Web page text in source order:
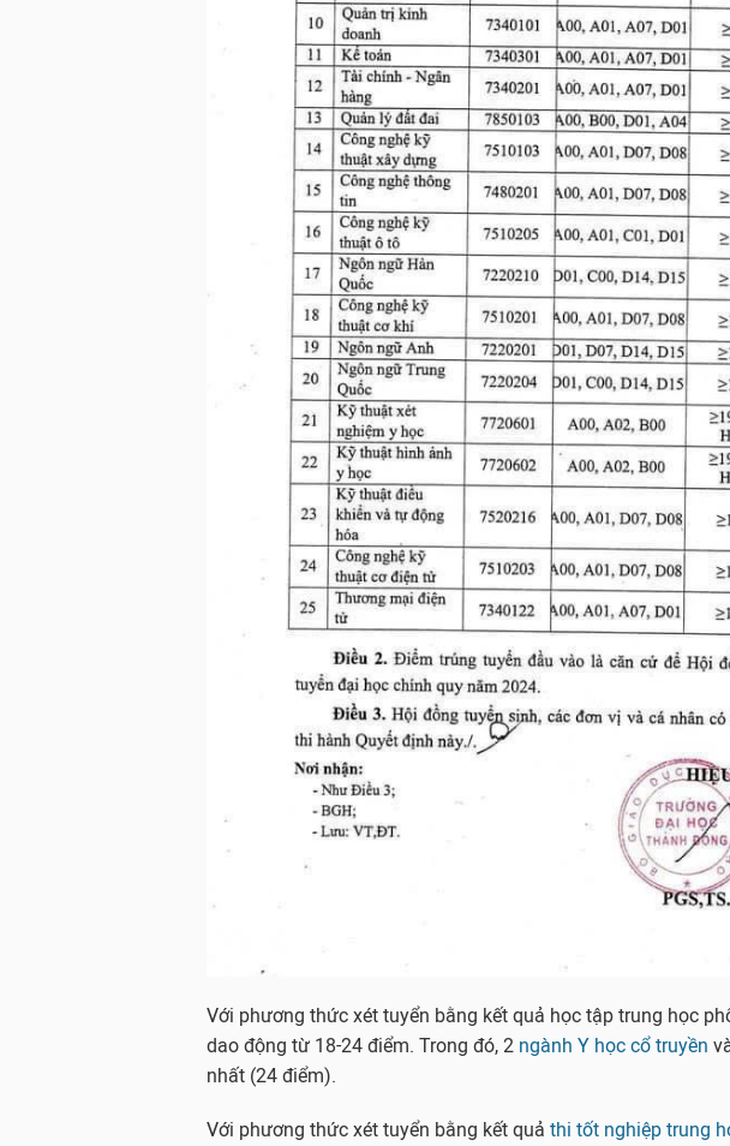
Với phương thức xét tuyển bằng kết quả học tập trung học
dao động từ 18-24 điểm. Trong đó, 2 ngành Y học cổ truyền
nhất (24 điểm).
Với phương thức xét tuyển bằng kết quả thi tốt nghiệp trung